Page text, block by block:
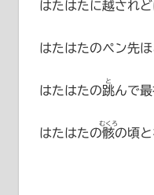
はたはたに越され
はたはたのペン先
はたはたの跳
と
んで
はたはたの骸
むくろ
の頃